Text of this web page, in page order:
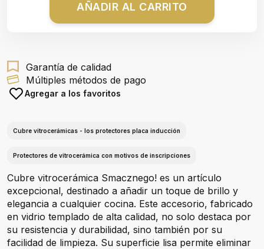
AÑADIR AL CARRITO
Garantía de calidad
Múltiples métodos de pago
Agregar a los favoritos
Cubre vitrocerámicas - los protectores placa inducción
Protectores de vitrocerámica con motivos de inscripciones
Cubre vitrocerámica Smacznego! es un artículo
excepcional, destinado a añadir un toque de brillo y
elegancia a cualquier cocina. Este accesorio, fabricado
en vidrio templado de alta calidad, no solo destaca por
su resistencia y durabilidad, sino también por su
facilidad de limpieza. Su superficie lisa permite eliminar